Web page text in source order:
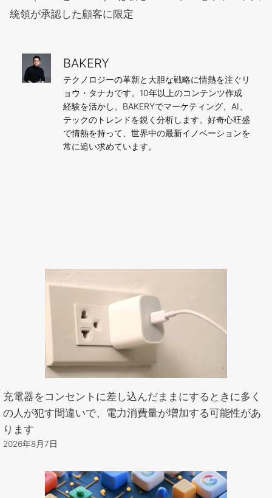
統領が承認した顧客に限定
BAKERY
テクノロジーの革新と大胆な戦略に情熱を注ぐリ
ョウ・タナカです。10年以上のコンテンツ作成
経験を活かし、BAKERYでマーケティング、AI、
テックのトレンドを鋭く分析します。好奇心旺盛
で情熱を持って、世界中の最新イノベーションを
常に追い求めています。
充電器をコンセントに差し込んだままにするときに多く
の人が犯す間違いで、電力消費量が増加する可能性があ
ります
2026年8月7日